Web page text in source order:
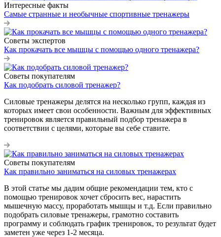
Интересные факты
Самые странные и необычные спортивные тренажеры
Советы экспертов
Как прокачать все мышцы с помощью одного тренажера?
Советы покупателям
Как подобрать силовой тренажер?
Силовые тренажеры делятся на несколько групп, каждая из
которых имеет свои особенности. Важным для эффективных
тренировок является правильный подбор тренажера в
соответствии с целями, которые вы себе ставите.
Советы покупателям
Как правильно заниматься на силовых тренажерах
В этой статье мы дадим общие рекомендации тем, кто с
помощью тренировок хочет сбросить вес, нарастить
мышечную массу, проработать мышцы и т.д. Если правильно
подобрать силовые тренажеры, грамотно составить
программу и соблюдать график тренировок, то результат будет
заметен уже через 1-2 месяца.